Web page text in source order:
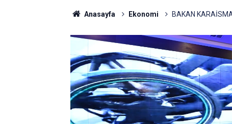
Anasayfa Ekonomi BAKAN